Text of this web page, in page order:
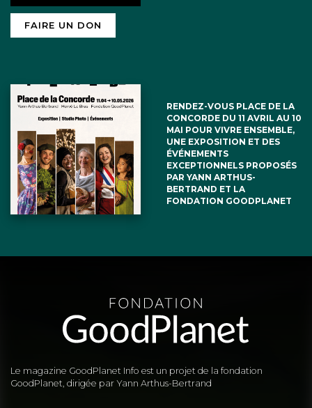
FAIRE UN DON
RENDEZ-VOUS PLACE DE LA
CONCORDE DU 11 AVRIL AU 10
MAI POUR VIVRE ENSEMBLE,
UNE EXPOSITION ET DES
ÉVÉNEMENTS
EXCEPTIONNELS PROPOSÉS
PAR YANN ARTHUS-
BERTRAND ET LA
FONDATION GOODPLANET
Le magazine GoodPlanet Info est un projet de la fondation
GoodPlanet, dirigée par Yann Arthus-Bertrand